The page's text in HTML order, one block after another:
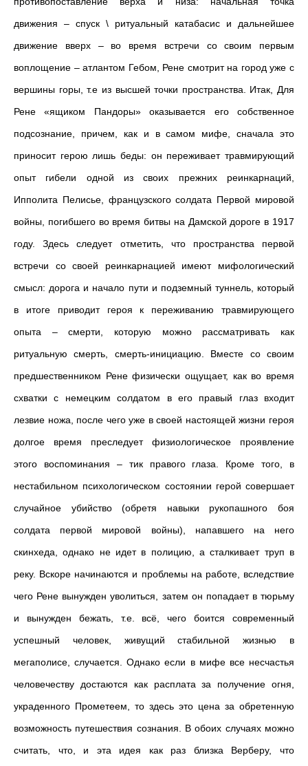
движения – спуск \ ритуальный катабасис и дальнейшее
движение вверх – во время встречи со своим первым
воплощение – атлантом Гебом, Рене смотрит на город уже с
вершины горы, т.е из высшей точки пространства. Итак, Для
Рене «ящиком Пандоры» оказывается его собственное
подсознание, причем, как и в самом мифе, сначала это
приносит герою лишь беды: он переживает травмирующий
опыт гибели одной из своих прежних реинкарнаций,
Ипполита Пелисье, французского солдата Первой мировой
войны, погибшего во время битвы на Дамской дороге в 1917
году. Здесь следует отметить, что пространства первой
встречи со своей реинкарнацией имеют мифологический
смысл: дорога и начало пути и подземный туннель, который
в итоге приводит героя к переживанию травмирующего
опыта – смерти, которую можно рассматривать как
ритуальную смерть, смерть-инициацию. Вместе со своим
предшественником Рене физически ощущает, как во время
схватки с немецким солдатом в его правый глаз входит
лезвие ножа, после чего уже в своей настоящей жизни героя
долгое время преследует физиологическое проявление
этого воспоминания – тик правого глаза. Кроме того, в
нестабильном психологическом состоянии герой совершает
случайное убийство (обретя навыки рукопашного боя
солдата первой мировой войны), напавшего на него
скинхеда, однако не идет в полицию, а сталкивает труп в
реку. Вскоре начинаются и проблемы на работе, вследствие
чего Рене вынужден уволиться, затем он попадает в тюрьму
и вынужден бежать, т.е. всё, чего боится современный
успешный человек, живущий стабильной жизнью в
мегаполисе, случается. Однако если в мифе все несчастья
человечеству достаются как расплата за получение огня,
украденного Прометеем, то здесь это цена за обретенную
возможность путешествия сознания. В обоих случаях можно
считать, что, и эта идея как раз близка Верберу, что